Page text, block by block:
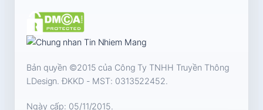
Bản quyền ©2015 của Công Ty TNHH Truyền Thông
LDesign. ĐKKD - MST: 0313522452.
Ngày cấp: 05/11/2015.